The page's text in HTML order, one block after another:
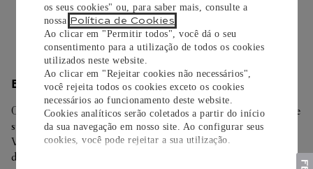
os seus cookies" ou, para saber mais, consulte a
nossa Política de Cookies
Ao clicar em "Permitir todos", você dá o seu
consentimento para a utilização de todos os cookies
utilizados neste website.
Ao clicar em "Rejeitar cookies não necessários",
você rejeita todos os cookies exceto os cookies
necessários ao funcionamento deste website.
Cookies analíticos serão coletados a partir do início
da sua navegação em nosso site. Ao configurar seus
cookies, você pode rejeitar a sua utilização.
Saiba mais
ENTREGA/DEVOLUÇÃO
Oferecemos diferentes opções de entrega. Selecione o envio de
sua preferência na finalização de seu pedido.
Você pode trocar ou devolver sua criação Cartier em até 30
dias.